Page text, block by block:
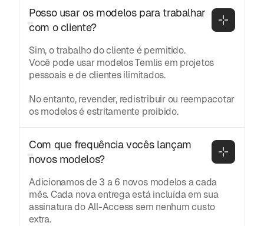
Posso usar os modelos para trabalhar
com o cliente?
Sim, o trabalho do cliente é permitido.
Você pode usar modelos Temlis em projetos
pessoais e de clientes ilimitados.
No entanto, revender, redistribuir ou reempacotar
os modelos é estritamente proibido.
Com que frequência vocês lançam
novos modelos?
Adicionamos de 3 a 6 novos modelos a cada
mês. Cada nova entrega está incluída em sua
assinatura do All-Access sem nenhum custo
extra.